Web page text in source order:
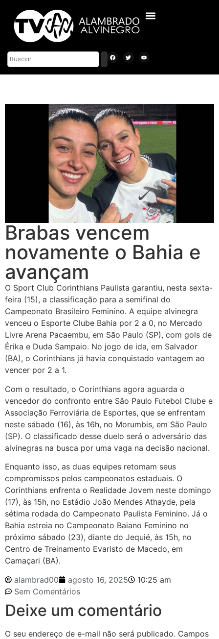
Brabas vencem
novamente o Bahia e
avançam
O Sport Club Corinthians Paulista garantiu, nesta sexta-
feira (15), a classificação para a semifinal do
Campeonato Brasileiro Feminino. A equipe alvinegra
venceu o Esporte Clube Bahia por 2 a 0, no Mercado
Livre Arena Pacaembu, em São Paulo (SP), com gols de
Érika e Duda Sampaio. No jogo de ida, em Salvador
(BA), o Corinthians já havia conquistado vantagem ao
vencer por 2 a 1.
Com o resultado, o Corinthians agora aguarda o
vencedor do confronto entre São Paulo Futebol Clube e
Associação Ferroviária de Esportes, que se enfrentam
neste sábado (16), às 16h, no Morumbis, em São Paulo
(SP). O classificado desse duelo será o adversário das
alvinegras na busca por uma vaga na decisão nacional.
Enquanto isso, as duas equipes retomam seus
compromissos pelos campeonatos estaduais. O
Corinthians enfrenta o Realidade Jovem neste domingo
(17), às 15h, no Estádio João Mendes Athayde, pela
sétima rodada do Campeonato Paulista Feminino. Já o
Bahia estreia no Campeonato Baiano Feminino no
próximo sábado (23), diante do Jequié, às 15h, no
Centro de Treinamento Evaristo de Macedo, em
Camaçari (BA).
alambrad00
agosto 16, 2025
10:25 am
Sem Comentários
Deixe um comentário
O seu endereço de e-mail não será publicado. Campos